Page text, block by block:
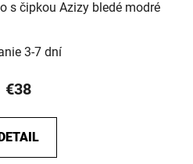
s čipkou Azizy bledé modré
3-7 dní
€38